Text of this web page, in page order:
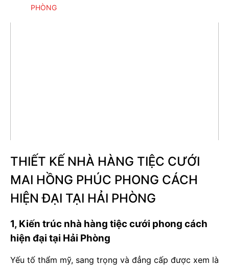
PHÒNG
THIẾT KẾ NHÀ HÀNG TIỆC CƯỚI
MAI HỒNG PHÚC PHONG CÁCH
HIỆN ĐẠI TẠI HẢI PHÒNG
1, Kiến trúc nhà hàng tiệc cưới phong cách
hiện đại tại Hải Phòng
Yếu tố thẩm mỹ, sang trọng và đẳng cấp được xem là